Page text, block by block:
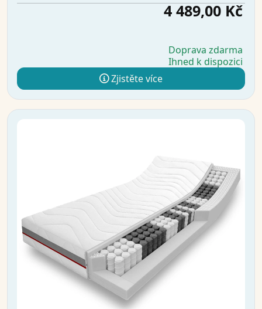
4 489,00 Kč
Doprava zdarma
Ihned k dispozici
Zjistěte více